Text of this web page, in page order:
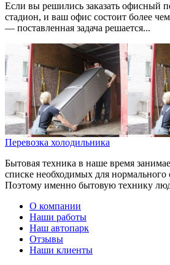
Если вы решились заказать офисный
стадион, и ваш офис состоит более
— поставленная задача решается...
Перевозка холодильника
Бытовая техника в наше время
списке необходимых для
Поэтому именно бытовую технику
О компании
Наши работы
Наш автопарк
Отзывы
Наши клиенты